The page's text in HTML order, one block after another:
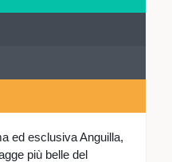
ed esclusiva Anguilla,
più belle del